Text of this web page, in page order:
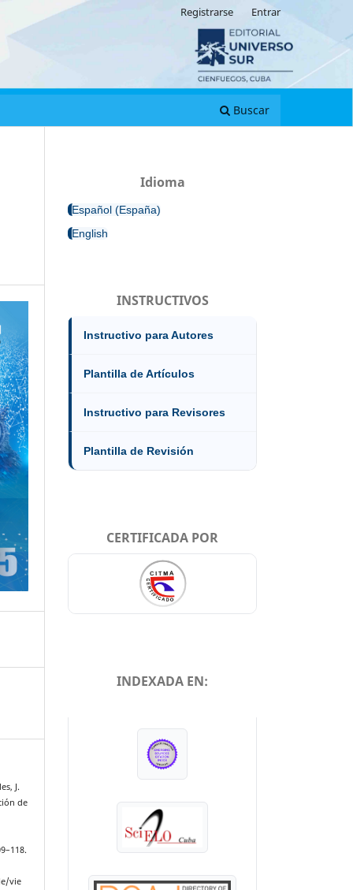
Buscar
Registrarse Entrar
J.
de
vie
Idioma
Español (España)
English
INSTRUCTIVOS
Instructivo para Autores
Plantilla de Artículos
Instructivo para Revisores
Plantilla de Revisión
CERTIFICADA POR
INDEXADA EN: